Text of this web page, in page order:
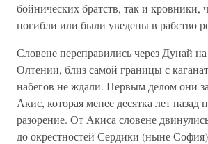
бойнических братств, так и кровники,
погибли или были уведены в рабство
Словене переправились через Дунай
Олтении, близ самой границы с
набегов не ждали. Первым делом они
Акис, которая менее десятка лет назад
разорение. От Акиса словене
до окрестностей Сердики (ныне